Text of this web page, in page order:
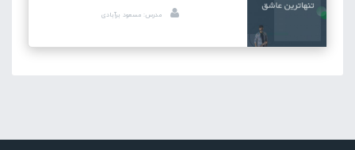
مدرس: مسعود برآبادی